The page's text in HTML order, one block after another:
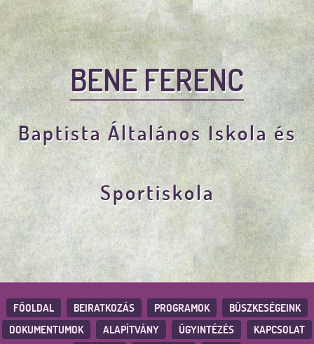
BENE FERENC
Baptista Általános Iskola és
Sportiskola
FŐOLDAL BEIRATKOZÁS PROGRAMOK
BÜSZKESÉGEINK
DOKUMENTUMOK
ALAPÍTVÁNY ÜGYINTÉZÉS
KAPCSOLAT